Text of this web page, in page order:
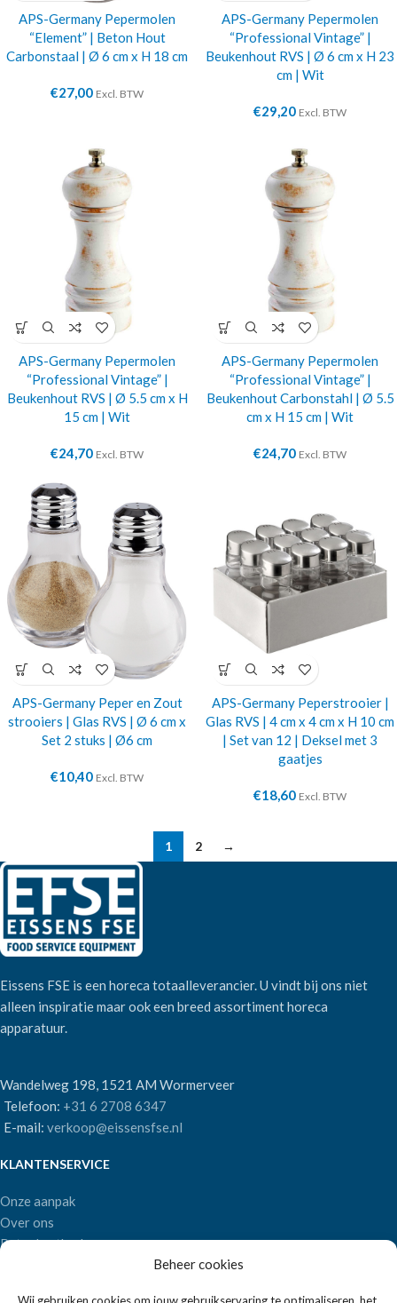
Beheer cookies
APS-Germany Pepermolen
“Element” | Beton Hout
Carbonstaal | Ø 6 cm x H 18 cm
€27,00 Excl. BTW
APS-Germany Pepermolen
“Professional Vintage” |
Beukenhout RVS | Ø 6 cm x H 23
cm | Wit
€29,20 Excl. BTW
APS-Germany Pepermolen
“Professional Vintage” |
Beukenhout RVS | Ø 5.5 cm x H
15 cm | Wit
€24,70 Excl. BTW
APS-Germany Pepermolen
“Professional Vintage” |
Beukenhout Carbonstahl | Ø 5.5
cm x H 15 cm | Wit
€24,70 Excl. BTW
APS-Germany Peper en Zout
strooiers | Glas RVS | Ø 6 cm x
Set 2 stuks | Ø6 cm
€10,40 Excl. BTW
APS-Germany Peperstrooier |
Glas RVS | 4 cm x 4 cm x H 10 cm
| Set van 12 | Deksel met 3
gaatjes
€18,60 Excl. BTW
1 2 →
Eissens FSE is een horeca totaalleverancier. U vindt bij ons niet
alleen inspiratie maar ook een breed assortiment horeca
apparatuur.
Wandelweg 198, 1521 AM Wormerveer
Telefoon: +31 6 2708 6347
E-mail: verkoop@eissensfse.nl
KLANTENSERVICE
Onze aanpak
Over ons
Betaalmethoden